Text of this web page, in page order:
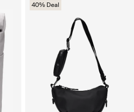
40% Deal